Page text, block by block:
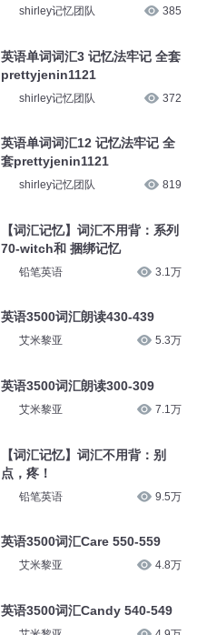
shirley记忆团队 385
英语单词词汇3 记忆法牢记 全套
prettyjenin1121
shirley记忆团队 372
英语单词词汇12 记忆法牢记 全
套prettyjenin1121
shirley记忆团队 819
【词汇记忆】词汇不用背：系列
70-witch和 捆绑记忆
铅笔英语 3.1万
英语3500词汇朗读430-439
艾米黎亚 5.3万
英语3500词汇朗读300-309
艾米黎亚 7.1万
【词汇记忆】词汇不用背：别
点，疼！
铅笔英语 9.5万
英语3500词汇Care 550-559
艾米黎亚 4.8万
英语3500词汇Candy 540-549